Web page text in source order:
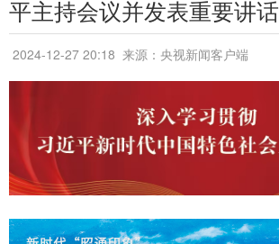
平主持会议并发表重要讲话
2024-12-27 20:18 来源：央视新闻客户端